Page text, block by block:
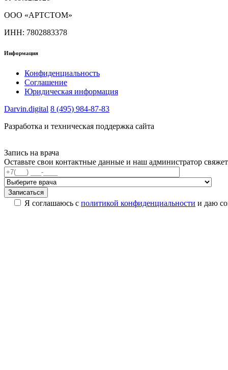
ООО «АРТСТОМ»
ИНН: 7802883378
Информация
Конфиденциальность
Соглашение
Юридическая информация
Darvin.digital 8 (495) 984-87-83
Разработка и техническая поддержка сайта
Запись на врача
Оставьте свои контактные данные и наш администратор
Я соглашаюсь с политикой конфиденциальности и даю